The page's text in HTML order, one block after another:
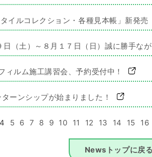
ルコレクション・各種見本帳」新発売
（土）～８月１７日（日）誠に勝手な
ィルム施工講習会、予約受付中！
ンシップが始まりました！
4 5 6 7 8 9 10 11 12 13 14 15 16
Newsトップに戻る